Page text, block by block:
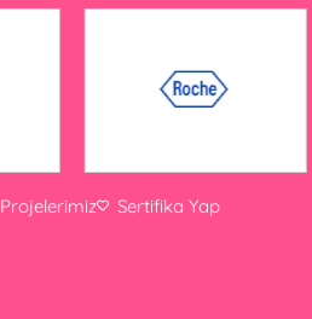
Projelerimiz Sertifika Yap